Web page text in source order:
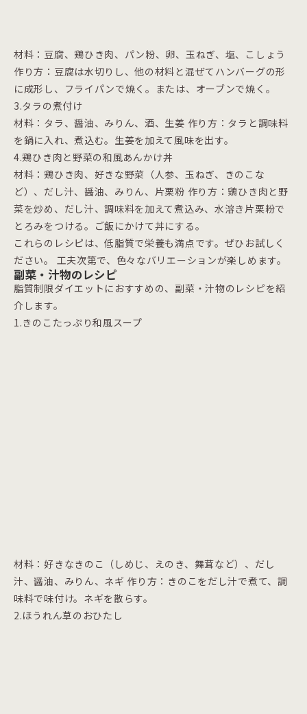
材料：豆腐、鶏ひき肉、パン粉、卵、玉ねぎ、塩、こしょう
作り方：豆腐は水切りし、他の材料と混ぜてハンバーグの形
に成形し、フライパンで焼く。または、オーブンで焼く。
3.タラの煮付け
材料：タラ、醤油、みりん、酒、生姜 作り方：タラと調味料
を鍋に入れ、煮込む。生姜を加えて風味を出す。
4.鶏ひき肉と野菜の和風あんかけ丼
材料：鶏ひき肉、好きな野菜（人参、玉ねぎ、きのこな
ど）、だし汁、醤油、みりん、片栗粉 作り方：鶏ひき肉と野
菜を炒め、だし汁、調味料を加えて煮込み、水溶き片栗粉で
とろみをつける。ご飯にかけて丼にする。
これらのレシピは、低脂質で栄養も満点です。ぜひお試しく
ださい。 工夫次第で、色々なバリエーションが楽しめます。
副菜・汁物のレシピ
脂質制限ダイエットにおすすめの、副菜・汁物のレシピを紹
介します。
1.きのこたっぷり和風スープ
材料：好きなきのこ（しめじ、えのき、舞茸など）、だし
汁、醤油、みりん、ネギ 作り方：きのこをだし汁で煮て、調
味料で味付け。ネギを散らす。
2.ほうれん草のおひたし